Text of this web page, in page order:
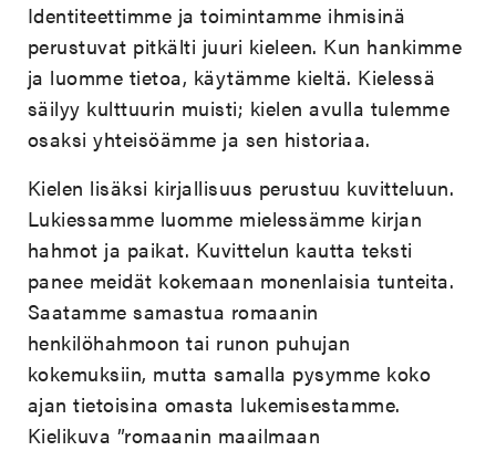
Identiteettimme ja toimintamme ihmisinä
perustuvat pitkälti juuri kieleen. Kun hankimme
ja luomme tietoa, käytämme kieltä. Kielessä
säilyy kulttuurin muisti; kielen avulla tulemme
osaksi yhteisöämme ja sen historiaa.
Kielen lisäksi kirjallisuus perustuu kuvitteluun.
Lukiessamme luomme mielessämme kirjan
hahmot ja paikat. Kuvittelun kautta teksti
panee meidät kokemaan monenlaisia tunteita.
Saatamme samastua romaanin
henkilöhahmoon tai runon puhujan
kokemuksiin, mutta samalla pysymme koko
ajan tietoisina omasta lukemisestamme.
Kielikuva ”romaanin maailmaan